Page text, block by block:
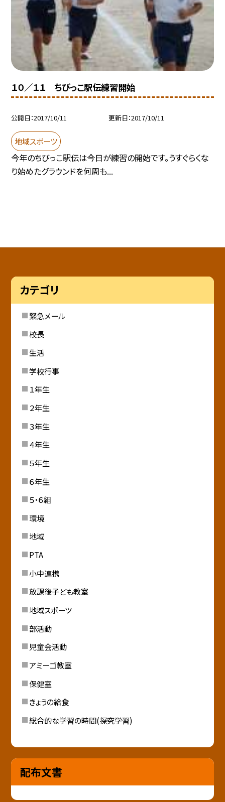
１０／１１ ちびっこ駅伝練習開始
公開日 2017/10/11 更新日 2017/10/11
地域スポーツ
今年のちびっこ駅伝は今日が練習の開始です。うすぐらくな
り始めたグラウンドを何周も...
カテゴリ
緊急メール
校長
生活
学校行事
１年生
２年生
３年生
４年生
５年生
６年生
５・６組
環境
地域
PTA
小中連携
放課後子ども教室
地域スポーツ
部活動
児童会活動
アミーゴ教室
保健室
きょうの給食
総合的な学習の時間(探究学習)
配布文書